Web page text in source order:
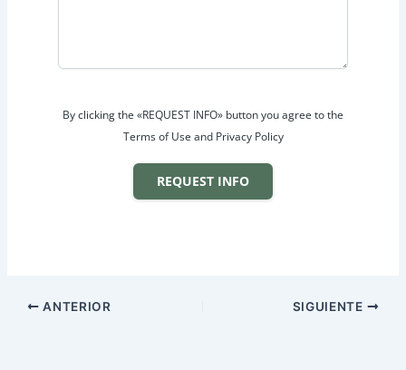
By clicking the «REQUEST INFO» button you agree to the
Terms of Use and Privacy Policy
REQUEST INFO
ANTERIOR SIGUIENTE